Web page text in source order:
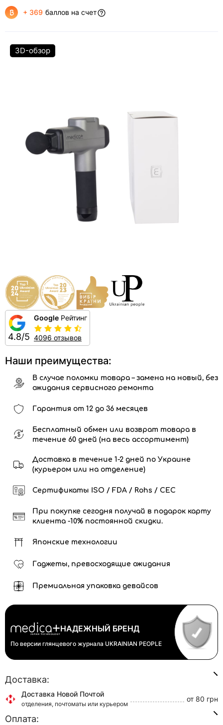
+ 369 баллов на счет
3D-обзор
4.8/5
Google Рейтинг
4096 отзывов
Наши преимущества:
В случае поломки товара – замена на новый, без
ожидания сервисного ремонта
Гарантия от 12 до 36 месяцев
Бесплатный обмен или возврат товара в
течение 60 дней (на весь ассортимент)
Доставка в течение 1-2 дней по Украине
(курьером или на отделение)
Сертификаты ISO / FDA / Rohs / CEC
При покупке сегодня получай в подарок карту
клиента -10% постоянной скидки.
Японские технологии
Гаджеты, превосходящие ожидания
Премиальная упаковка девайсов
НАДЕЖНЫЙ БРЕНД
По версии глянцевого журнала UKRAINIAN PEOPLE
Доставка:
Доставка Новой Почтой
отделения, почтоматы или курьером
от 80 грн
Доставка Укр Почтой
Оплата: